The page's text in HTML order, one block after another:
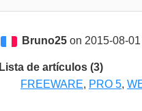
Bruno25 on 2015-08-
Lista de artículos (3)
FREEWARE, PRO 5,